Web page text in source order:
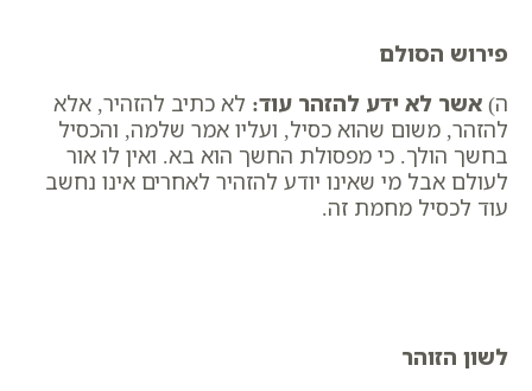
פירוש הסולם
ה) ​ אשר לא ידע להזהר עוד: לא כתיב להזהיר, אלא
להזהר, משום שהוא כסיל, ועליו אמר שלמה, ​והכסיל
בחשך הולך. כי מפסולת החשך הוא בא. ואין לו אור
לעולם אבל מי שאינו יודע להזהיר לאחרים אינו נחשב
עוד לכסיל מחמת זה.
לשון הזוהר